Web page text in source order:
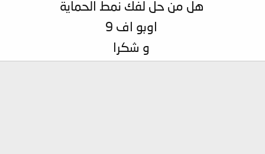
هل من حل لفك نمط الحماية
اوبو اف 9
و شكرا